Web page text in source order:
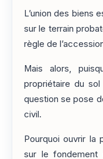
L’union des biens
sur le terrain
règle de
Mais alors,
propriétaire du
question se pose
civil.
Pourquoi ouvrir la
sur le fondement